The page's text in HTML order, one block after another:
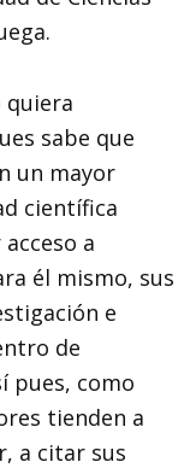
quiera
sabe que
un mayor
científica
a
él mismo, sus
e
de
pues, como
tienden a
a citar sus